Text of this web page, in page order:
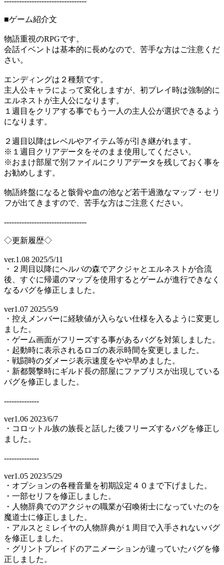
■ゲーム紹介文
物語重視のRPGです。
会話イベントは基本的に長めなので、苦手な方はご注意くだ
さい。
エンディングは２種類です。
主人公キャラによって変化しますが、初プレイ時は強制的に
エルネストが主人公になります。
１週目をクリアする事でもう一人の主人公が選択できるよう
になります。
２週目以降はレベルやアイテム等が引き継がれます。
※１週目クリアデータをそのまま使用してください。
※おまけ部屋で別ファイルにクリアデータを残しておく事を
お勧めします。
物語終盤になると骸骨や血の池など若干過激なマップ・セリ
フが出てきますので、苦手な方はご注意ください。
---------------------------------
◇更新履歴◇
ver.1.08 2025/5/11
・２周目以降にヘルバの森でアクジャとエルネストが合流
後、すぐに帰還のマップを使用するとゲームが進行できなく
なるバグを修正しました。
ver1.07 2025/5/9
・控えメンバーに経験値が入らない仕様を入るように変更し
ました。
・ゲーム画面がフリーズする事があるバグを対策しました。
・起動時に表示されるロゴの表示時間を変更しました。
・戦闘時のダメージ表示速度をやや早めました。
・新都襲撃時にギルド長の部屋にファブリスが出現している
バグを修正しました。
--------------
ver1.06 2023/6/7
・コロットル族の族長と話した後フリーズするバグを修正し
ました。
--------------
ver1.05 2023/5/29
・オプションの各種音量を初期設定４０まで下げました。
・一部セリフを修正しました。
・人物辞典でのアクジャの職業が召喚術士になっていたのを
魔道士に修正しました。
・アルスとミレイヤの人物辞典が１周目で入手されないバグ
を修正しました。
・グリントブレイドのアニメーションが違っていたバグを修
正しました。